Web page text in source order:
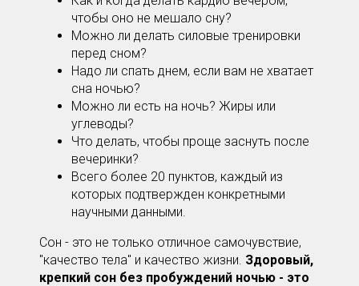
чтобы оно не мешало сну?
Можно ли делать силовые тренировки
перед сном?
Надо ли спать днем, если вам не хватает
сна ночью?
Можно ли есть на ночь? Жиры или
углеводы?
Что делать, чтобы проще заснуть после
вечеринки?
Всего более 20 пунктов, каждый из
которых подтвержден конкретными
научными данными.
Сон - это не только отличное самочувствие,
"качество тела" и качество жизни. Здоровый,
крепкий сон без пробуждений ночью - это